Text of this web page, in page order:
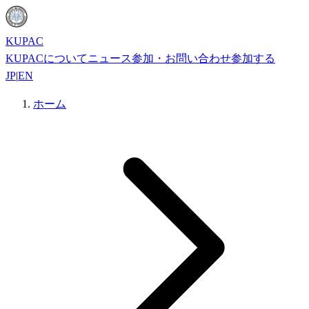
KUPAC
KUPACについてニュース参加・お問い合わせ参加する
JP|EN
ホーム